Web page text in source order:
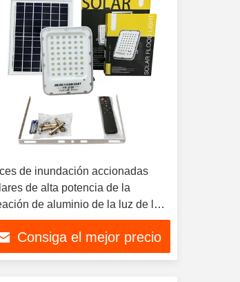
de inundación accionadas
de alta potencia de la
de aluminio de la luz de la
del sensor solar
Consiga el mejor precio